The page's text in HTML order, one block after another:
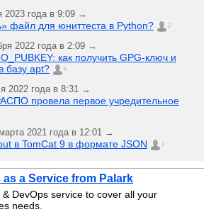
2023 года в 9:09 →
файл для юниттеста в Python? 2
2022 года в 2:09 →
как получить GPG-ключ и
базу apt?
6
2022 года в 8:31 →
провела первое учредительное
2021 года в 12:01 →
в TomCat 9 в формате JSON 1
as a Service from Palark
& DevOps service to cover all your
needs.